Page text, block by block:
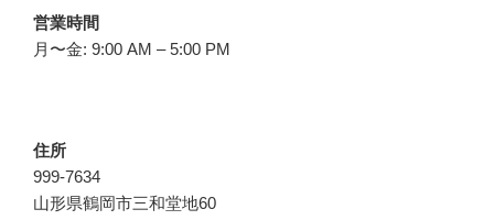
営業時間
月〜金: 9:00 AM – 5:00 PM
住所
999-7634
山形県鶴岡市三和堂地60